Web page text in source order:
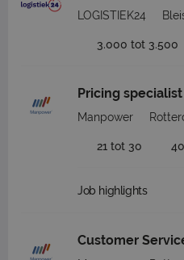
LOGISTIEK24
3.000 tot 3.500
Pricing
Manpower
21 tot 30
Job highlights
Customer